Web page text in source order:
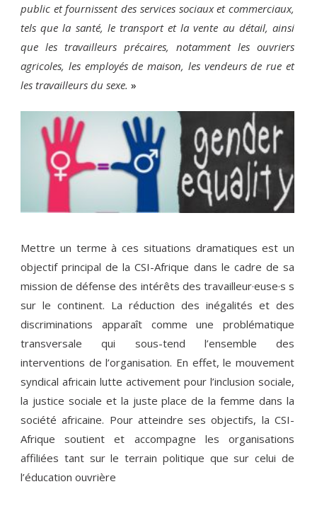
public et fournissent des services sociaux et commerciaux,
tels que la santé, le transport et la vente au détail, ainsi
que les travailleurs précaires, notamment les ouvriers
agricoles, les employés de maison, les vendeurs de rue et
les travailleurs du sexe. »
Mettre un terme à ces situations dramatiques est un
objectif principal de la CSI-Afrique dans le cadre de sa
mission de défense des intérêts des travailleur·euse·s s
sur le continent. La réduction des inégalités et des
discriminations apparaît comme une problématique
transversale qui sous-tend l’ensemble des
interventions de l’organisation. En effet, le mouvement
syndical africain lutte activement pour l’inclusion sociale,
la justice sociale et la juste place de la femme dans la
société africaine. Pour atteindre ses objectifs, la CSI-
Afrique soutient et accompagne les organisations
affiliées tant sur le terrain politique que sur celui de
l’éducation ouvrière